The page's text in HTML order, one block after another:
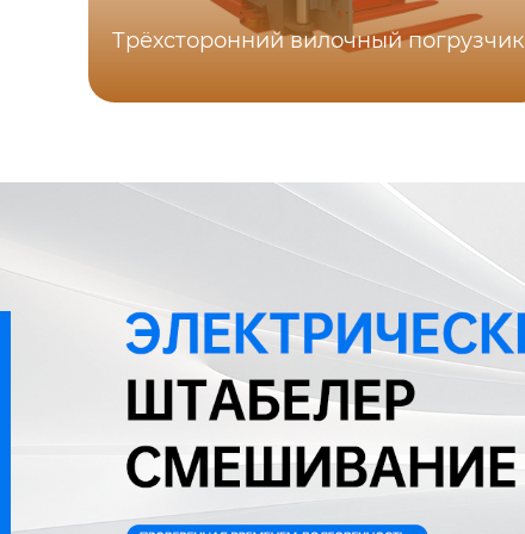
Трёхсторонний вилочный погрузчик